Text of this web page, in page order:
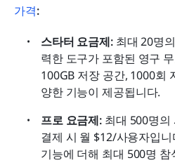
가격:
스타터 요금제: 최대 20명
력한 도구가 포함된 영구
100GB 저장 공간, 1000회
양한 기능이 제공됩니다.
프로 요금제: 최대 500명의
결제 시 월 $12/사용자입
기능에 더해 최대 500명